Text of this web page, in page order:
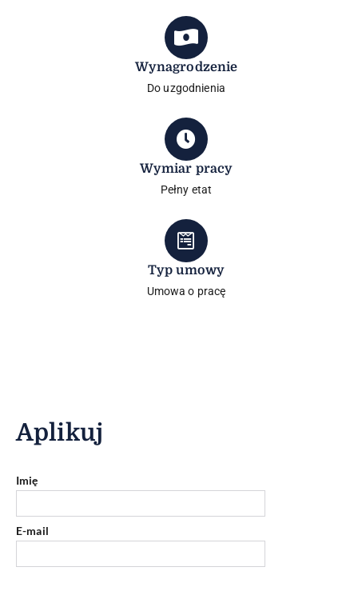
Wynagrodzenie
Do uzgodnienia
Wymiar pracy
Pełny etat
Typ umowy
Umowa o pracę
Aplikuj
Imię
E-mail